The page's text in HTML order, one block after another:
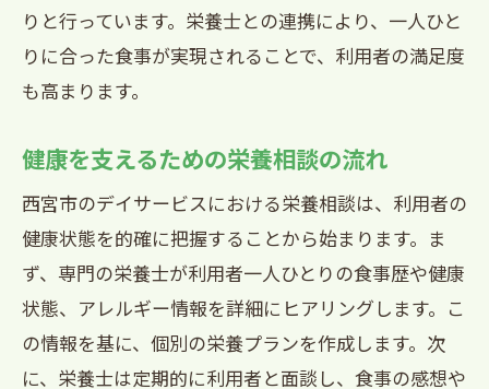
りと行っています。栄養士との連携により、一人ひと
りに合った食事が実現されることで、利用者の満足度
も高まります。
健康を支えるための栄養相談の流れ
西宮市のデイサービスにおける栄養相談は、利用者の
健康状態を的確に把握することから始まります。ま
ず、専門の栄養士が利用者一人ひとりの食事歴や健康
状態、アレルギー情報を詳細にヒアリングします。こ
の情報を基に、個別の栄養プランを作成します。次
に、栄養士は定期的に利用者と面談し、食事の感想や